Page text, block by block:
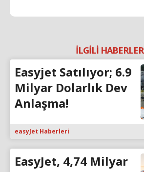
İLGİLİ HABERLER
Easyjet Satılıyor; 6.9
Milyar Dolarlık Dev
Anlaşma!
easyJet Haberleri
EasyJet, 4,74 Milyar